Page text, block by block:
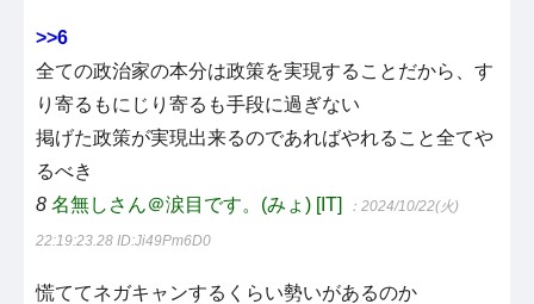
>>6
全ての政治家の本分は政策を実現することだから、す
り寄るもにじり寄るも手段に過ぎない
掲げた政策が実現出来るのであればやれること全てや
るべき
8 名無しさん＠涙目です。(みょ) [IT] ：2024/10/22(火)
22:19:23.28 ID:Ji49Pm6D0
慌ててネガキャンするくらい勢いがあるのか